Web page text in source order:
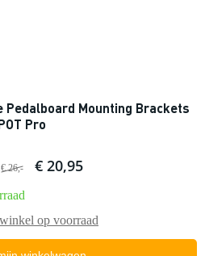
Pedalboard Mounting Brackets
Pro
€ 26,- € 20,95
op voorraad